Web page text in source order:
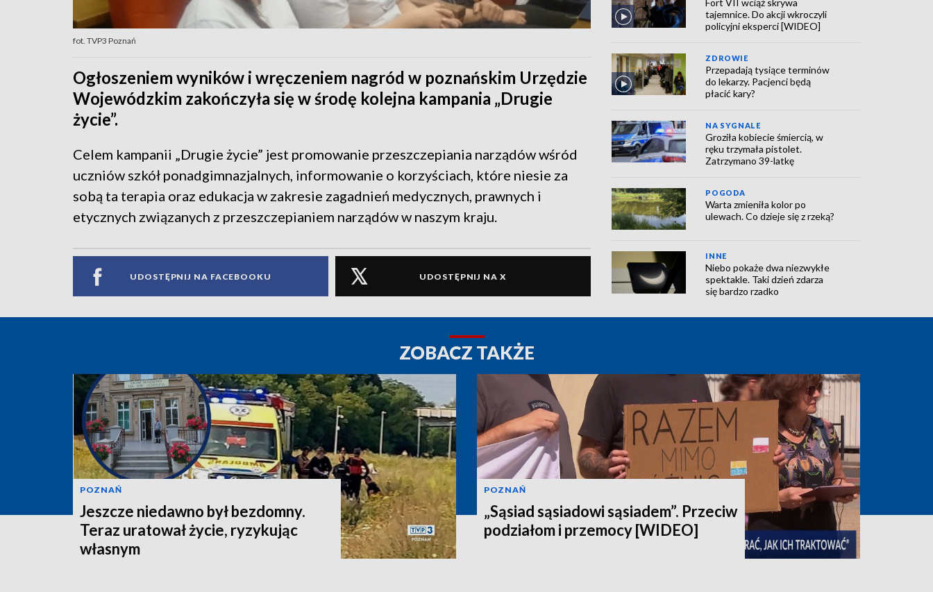
fot. TVP3 Poznań
Ogłoszeniem wyników i wręczeniem nagród w poznańskim Urzędzie
Wojewódzkim zakończyła się w środę kolejna kampania „Drugie
życie”.
Celem kampanii „Drugie życie” jest promowanie przeszczepiania narządów wśród
uczniów szkół ponadgimnazjalnych, informowanie o korzyściach, które niesie za
sobą ta terapia oraz edukacja w zakresie zagadnień medycznych, prawnych i
etycznych związanych z przeszczepianiem narządów w naszym kraju.
UDOSTĘPNIJ NA FACEBOOKU UDOSTĘPNIJ NA X
tajemnice. Do akcji wkroczyli
policyjni eksperci [WIDEO]
ZDROWIE
Przepadają tysiące terminów
do lekarzy. Pacjenci będą
płacić kary?
NA SYGNALE
Groziła kobiecie śmiercią, w
ręku trzymała pistolet.
Zatrzymano 39-latkę
POGODA
Warta zmieniła kolor po
ulewach. Co dzieje się z rzeką?
INNE
Niebo pokaże dwa niezwykłe
spektakle. Taki dzień zdarza
się bardzo rzadko
ZOBACZ TAKŻE
POZNAŃ
Jeszcze niedawno był bezdomny.
Teraz uratował życie, ryzykując
własnym
POZNAŃ
„Sąsiad sąsiadowi sąsiadem”. Przeciw
podziałom i przemocy [WIDEO]